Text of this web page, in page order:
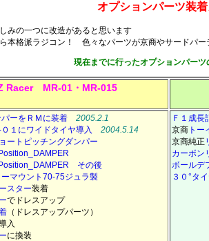
オプションパーツ装
みの一つに改造があると思います
本格派ラジコン！ 色々なパーツが京商やサードパ
現在までに行ったオプションパーツ
Racer MR-01・MR-015
ーをＲＭに装着
2005.2.1
１にワイドタイヤ導入
2004.5.14
ートピッチングダンパー
その後
マウント70-75ジュラ製
スター装着
でドレスアップ
（ドレスアップパーツ）
入
に換装
Ｆ１成長
京商 トー
京商純正
カーボン
ボールデ
３０°タ